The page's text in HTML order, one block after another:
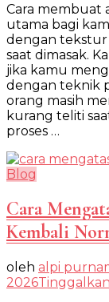
Cara membuat
utama bagi
dengan tekstur
saat dimasak.
jika kamu
dengan teknik
orang masih
kurang teliti
proses …
Blog
Cara
Kembali
oleh alpi
2026